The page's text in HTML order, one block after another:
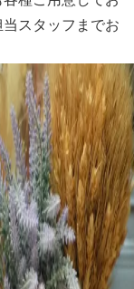
スタッフまでお